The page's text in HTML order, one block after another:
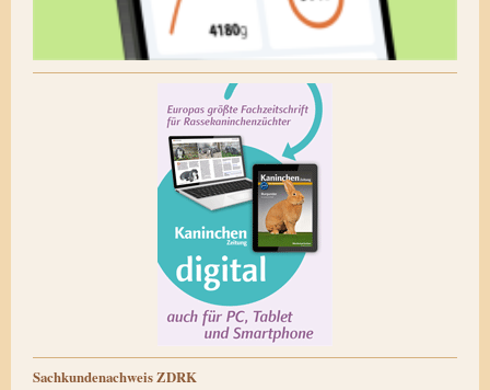
Sachkundenachweis ZDRK